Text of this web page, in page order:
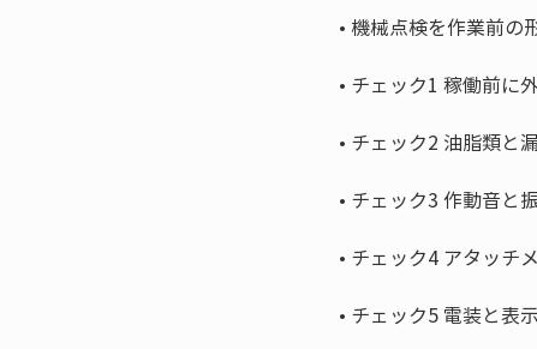
•
•
•
•
•
•